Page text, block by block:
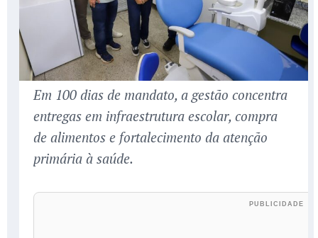
Em 100 dias de mandato, a gestão concentra
entregas em infraestrutura escolar, compra
de alimentos e fortalecimento da atenção
primária à saúde.